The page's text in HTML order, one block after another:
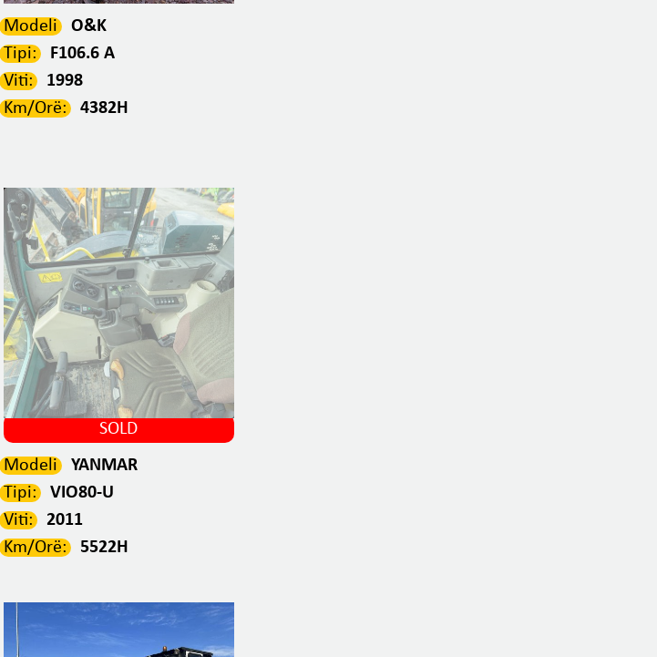
Modeli
O&K
Tipi:
F106.6 A
Viti:
1998
Km/Orë:
4382H
SOLD
Modeli
YANMAR
Tipi:
VIO80-U
Viti:
2011
Km/Orë:
5522H